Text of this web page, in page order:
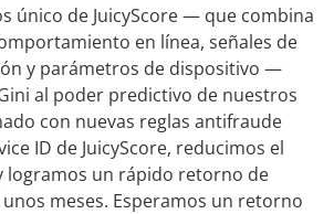
único de JuicyScore — que combina
en línea, señales de
y parámetros de dispositivo —
al poder predictivo de nuestros
con nuevas reglas antifraude
ID de JuicyScore, reducimos el
logramos un rápido retorno de
meses. Esperamos un retorno